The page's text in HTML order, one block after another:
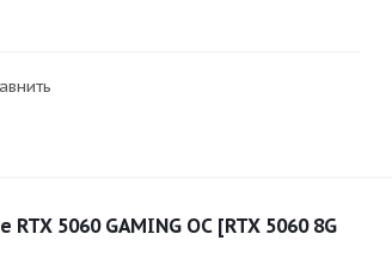
5060 GAMING OC [RTX 5060 8G